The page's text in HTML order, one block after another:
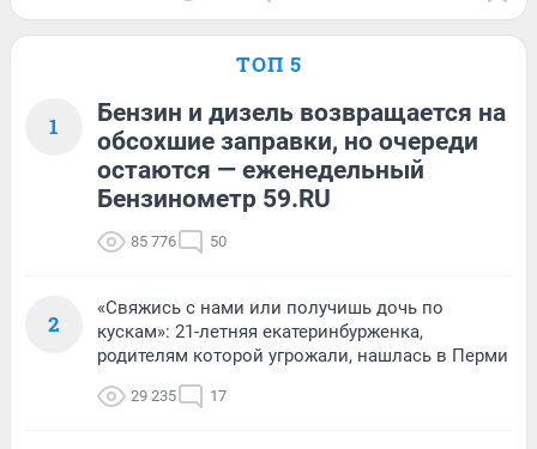
ТОП 5
1
Бензин и дизель возвращается на
обсохшие заправки, но очереди
остаются — еженедельный
Бензинометр 59.RU
85 776 50
2
«Свяжись с нами или получишь дочь по
кускам»: 21-летняя екатеринбурженка,
родителям которой угрожали, нашлась в Перми
29 235 17